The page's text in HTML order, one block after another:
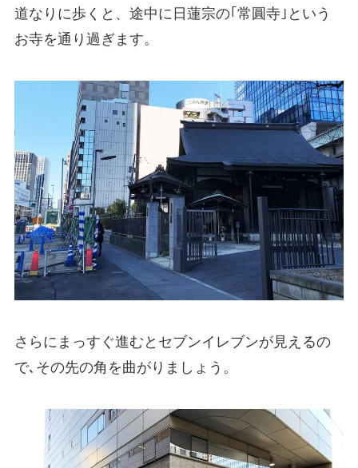
道なりに歩くと、途中に日蓮宗の｢常圓寺｣という
お寺を通り過ぎます。
さらにまっすぐ進むとセブンイレブンが見えるの
で､その先の角を曲がりましょう。